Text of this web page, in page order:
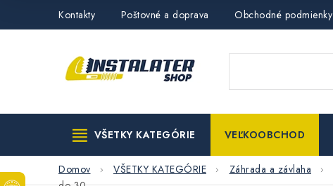
Kontakty Poštovné a doprava Obchodné podmienky
VŠETKY KATEGÓRIE VEĽKOOBCHOD
Domov VŠETKY KATEGÓRIE Záhrada a závlaha